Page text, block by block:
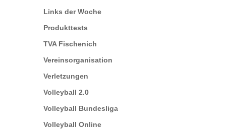
Links der Woche
Produkttests
TVA Fischenich
Vereinsorganisation
Verletzungen
Volleyball 2.0
Volleyball Bundesliga
Volleyball Online